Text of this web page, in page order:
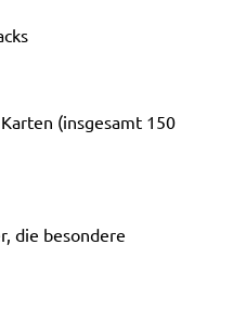
(insgesamt 150
die besondere